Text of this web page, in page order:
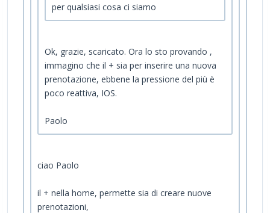
per qualsiasi cosa ci siamo
Ok, grazie, scaricato. Ora lo sto provando ,
immagino che il + sia per inserire una nuova
prenotazione, ebbene la pressione del più è
poco reattiva, IOS.
Paolo
ciao Paolo
il + nella home, permette sia di creare nuove
prenotazioni,